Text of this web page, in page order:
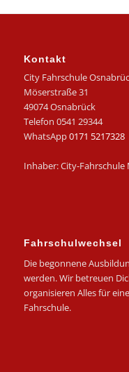
Kontakt
City Fahrschule
Möserstraße 31
49074 Osnabrück
Telefon 0541 29344
WhatsApp0171 5217328
Inhaber: City-Fahrschule
Fahrschulwechsel
Die begonnene
werden. Wir betreuen
organisieren Alles für
Fahrschule.